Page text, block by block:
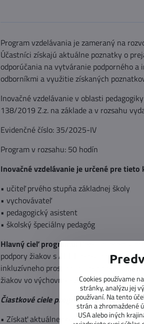
Program vzdelávania je zameraný na
Účastníci získajú aktuálne poznatky o
odporúčania na vytváranie podporného
odborníkmi a využitie získaných
Inovačné vzdelávanie v oblasti
138/2019 Z.z. na základe a v rozsahu
Evidenčné číslo: 35/2025-IV
Program v rozsahu: 50 hodín
Inovačné vzdelávanie je určené pre
• učiteľ prvého stupňa základnej školy
• vychovávateľ
• pedagogický asistent
• školský špeciálny pedagóg
Hlavný cieľ programu:Rozvíjať profesijné
podpory žiakov s ADHD prostredníctvom
inkluzívneho prostredia, uplatňovanie
žiakov vo výchovno-vzdelávacom procese.
Čiastkové ciele programu vzdelávania:
• Získať aktuálne poznatky o prejavoch
Cookies používame
stránky, analýzu jej
používaní. Na tento
strán a zhromaždené
USA alebo iných